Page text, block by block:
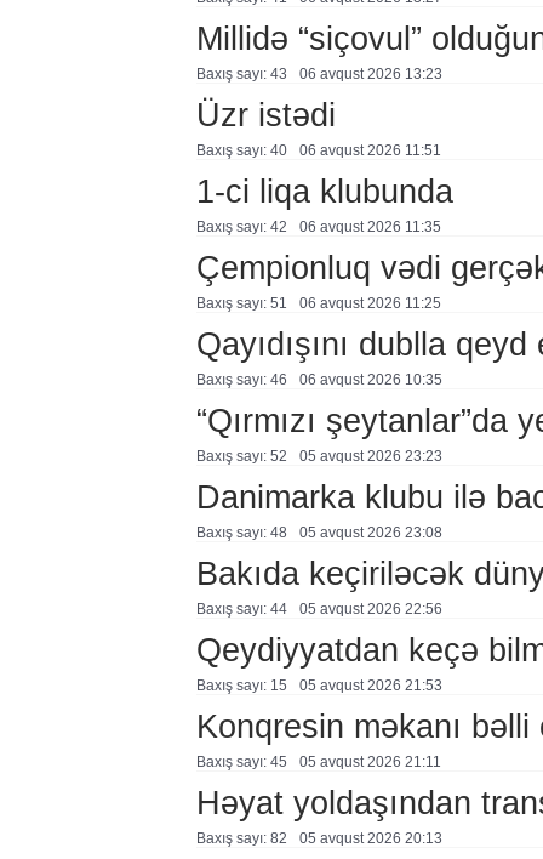
Millidə “siçovul”
Baxış sayı: 43 06 avqust 2026 13:23
Üzr istədi
Baxış sayı: 40 06 avqust 2026 11:51
1-ci liqa klubunda
Baxış sayı: 42 06 avqust 2026 11:35
Çempionluq vədi
Baxış sayı: 51 06 avqust 2026 11:25
Qayıdışını dublla qeyd
Baxış sayı: 46 06 avqust 2026 10:35
“Qırmızı şeytanlar”da
Baxış sayı: 52 05 avqust 2026 23:23
Danimarka klubu ilə
Baxış sayı: 48 05 avqust 2026 23:08
Bakıda keçiriləcək
Baxış sayı: 44 05 avqust 2026 22:56
Qeydiyyatdan keçə
Baxış sayı: 15 05 avqust 2026 21:53
Konqresin məkanı bəlli
Baxış sayı: 45 05 avqust 2026 21:11
Həyat yoldaşından
Baxış sayı: 82 05 avqust 2026 20:13